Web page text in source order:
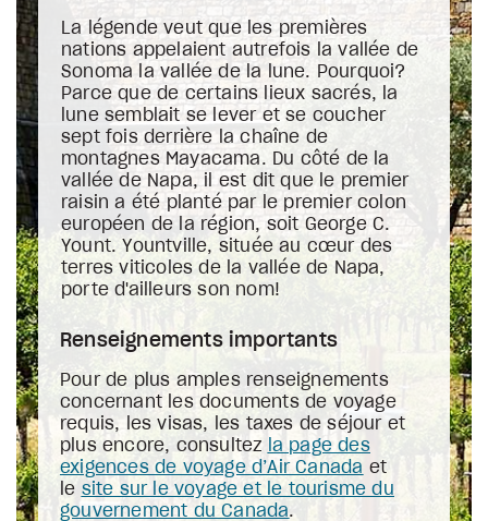
La légende veut que les premières
nations appelaient autrefois la vallée de
Sonoma la vallée de la lune. Pourquoi?
Parce que de certains lieux sacrés, la
lune semblait se lever et se coucher
sept fois derrière la chaîne de
montagnes Mayacama. Du côté de la
vallée de Napa, il est dit que le premier
raisin a été planté par le premier colon
européen de la région, soit George C.
Yount. Yountville, située au cœur des
terres viticoles de la vallée de Napa,
porte d'ailleurs son nom!
Renseignements importants
Pour de plus amples renseignements
concernant les documents de voyage
requis, les visas, les taxes de séjour et
plus encore, consultez
la page des
exigences de voyage d’Air Canada et
le site sur le voyage et le tourisme du
gouvernement du Canada.